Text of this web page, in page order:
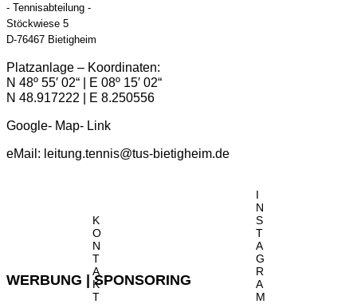
- Tennisabteilung -
Stöckwiese 5
D-76467 Bietigheim
Platzanlage – Koordinaten:
N 48º 55′ 02“ | E 08º 15′ 02“
N 48.917222 | E 8.250556
Google- Map- Link
eMail: leitung.tennis@tus-bietigheim.de
K
O
N
T
A
K
T
I
N
S
T
A
G
R
A
M
WERBUNG | SPONSORING